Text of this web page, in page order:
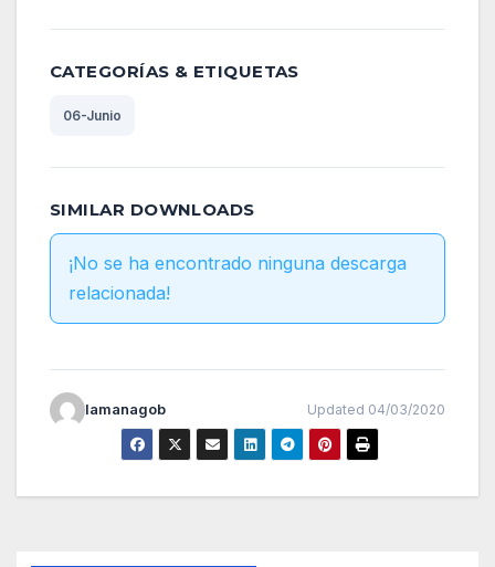
CATEGORÍAS & ETIQUETAS
06-Junio
SIMILAR DOWNLOADS
¡No se ha encontrado ninguna descarga
relacionada!
lamanagob Updated 04/03/2020